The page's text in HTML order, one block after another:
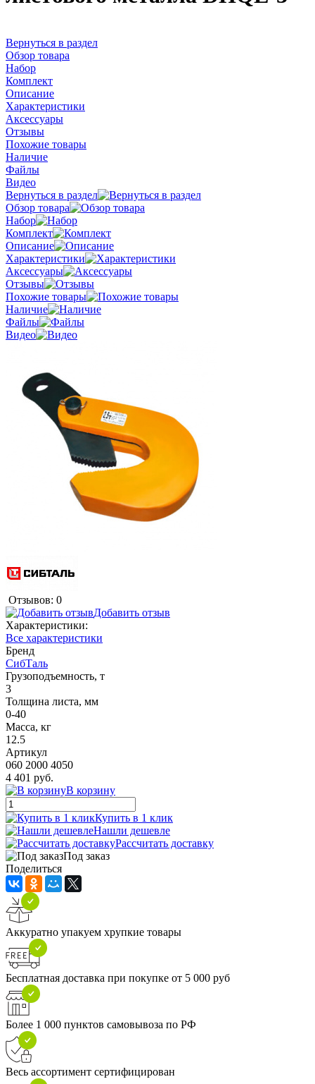
Вернуться в раздел
Обзор товара
Набор
Комплект
Описание
Характеристики
Аксессуары
Отзывы
Похожие товары
Наличие
Файлы
Видео
Вернуться в раздел
Обзор товара
Набор
Комплект
Описание
Характеристики
Аксессуары
Отзывы
Похожие товары
Наличие
Файлы
Видео
Отзывов: 0
Добавить отзыв
Характеристики:
Все характеристики
Бренд
СибТаль
Грузоподъемность, т
3
Толщина листа, мм
0-40
Масса, кг
12.5
Артикул
060 2000 4050
4 401 руб.
В корзину
Купить в 1 клик
Нашли дешевле
Рассчитать доставку
Под заказ
Поделиться
Аккуратно упакуем хрупкие товары
Бесплатная доставка при покупке от 5 000 руб
Более 1 000 пунктов самовывоза по РФ
Весь ассортимент сертифицирован